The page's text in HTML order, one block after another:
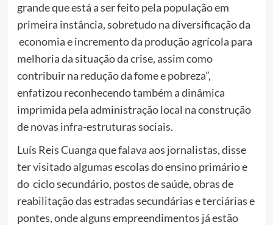
grande que está a ser feito pela população em
primeira instância, sobretudo na diversificação da
economia e incremento da produção agrícola para
melhoria da situação da crise, assim como
contribuir na redução da fome e pobreza”,
enfatizou reconhecendo também a dinâmica
imprimida pela administração local na construção
de novas infra-estruturas sociais.
Luís Reis Cuanga que falava aos jornalistas, disse
ter visitado algumas escolas do ensino primário e
do ciclo secundário, postos de saúde, obras de
reabilitação das estradas secundárias e terciárias e
pontes, onde alguns empreendimentos já estão